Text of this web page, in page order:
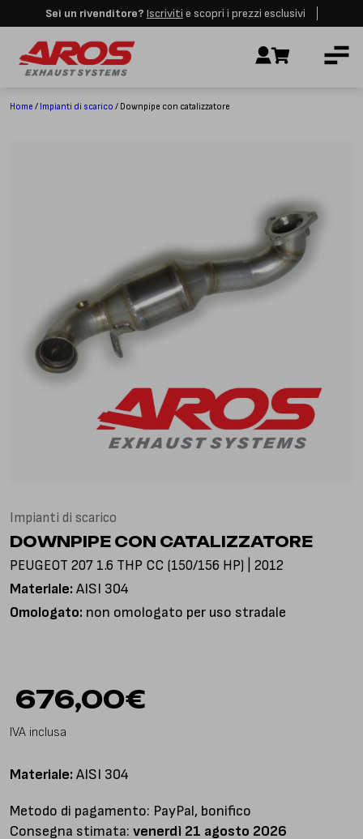
Sei un rivenditore? Iscriviti e scopri i prezzi esclusivi
IMPIANTI DI SCARICO
CUSTOMER SERVICE
+39 348 4420254
Lunedì – Venerdì
8.00 – 18.00
INDIRIZZO
Via Gioacchino Rossini, 18
25050 Pian Camuno BS, Italia
Home / Impianti di scarico / Downpipe con catalizzatore
Impianti di scarico
DOWNPIPE CON CATALIZZATORE
PEUGEOT 207 1.6 THP CC (150/156 HP) | 2012
Materiale: AISI 304
Omologato: non omologato per uso stradale
€
676,00
IVA inclusa
Materiale: AISI 304
Metodo di pagamento: PayPal, bonifico
Consegna stimata: venerdì 21 agosto 2026
Aros rimarrà chiusa per le festività dall'8 al 23 Agosto. I nuovi ordini